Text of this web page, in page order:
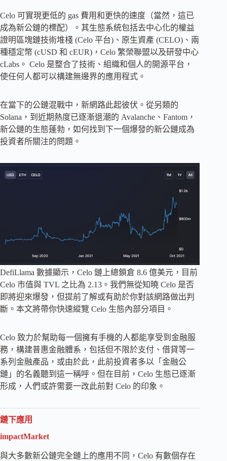
Celo 可實現更低的 gas 費用和更快的速度（當然，這已
成為新公鏈的標配）。其生態系統包括去中心化的權益
證明區塊鏈技術堆棧 (Celo 平台)、原生資產 (CELO)、兩
種穩定幣 (cUSD 和 cEUR)，Celo 繁榮聯盟以及研發中心
cLabs。 Celo 是整合了技術、組織和個人的開源平台，
使任何人都可以構建無邊界的應用程式。
在當下的公鏈混戰中，新網路此起彼伏。從另類的
Solana，到近期熱度已逐漸退潮的 Avalanche、Fantom，
新公鏈的生態蓬勃，如何找到下一個爆發的新公鏈成為
投資者所關注的問題。
DefiLlama 數據顯示，Celo 鏈上總鎖倉 8.6 億美元，目前
Celo 市值與 TVL 之比為 2.13。我們無從知曉 Celo 是否
即將迎來爆發，但提前了解或有助於你對該網路做出判
斷。本文將帶你快速縱覽 Celo 生態內部分項目。
Celo 致力於幫助每一個擁有手機的人都能享受到金融服
務，構建普惠金融體系，包括但不限於支付、借貸等一
系列金融產品，或由於此，此前投資者多以「金融公
鏈」的名義聽到這一稱呼。但在目前，Celo 生態已逐漸
形成，人們或許需要一改此前對 Celo 的印象。
鏈下應用
impactMarket
與大多數新公鏈完全鏈上的應用不同，Celo 有數個存在